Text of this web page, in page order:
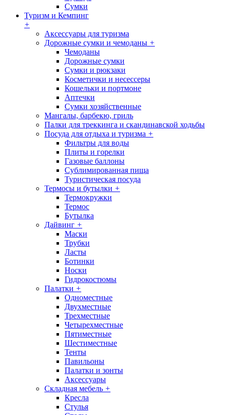
Сумки
Туризм и Кемпинг
+
Аксессуары для туризма
Дорожные сумки и чемоданы +
Чемоданы
Дорожные сумки
Сумки и рюкзаки
Косметички и несессеры
Кошельки и портмоне
Аптечки
Сумки хозяйственные
Мангалы, барбекю, гриль
Палки для треккинга и скандинавской ходьбы
Посуда для отдыха и туризма +
Фильтры для воды
Плиты и горелки
Газовые баллоны
Сублимированная пища
Туристическая посуда
Термосы и бутылки +
Термокружки
Термос
Бутылка
Дайвинг +
Маски
Трубки
Ласты
Ботинки
Носки
Гидрокостюмы
Палатки +
Одноместные
Двухместные
Трехместные
Четырехместные
Пятиместные
Шестиместные
Тенты
Павильоны
Палатки и зонты
Аксессуары
Складная мебель +
Кресла
Стулья